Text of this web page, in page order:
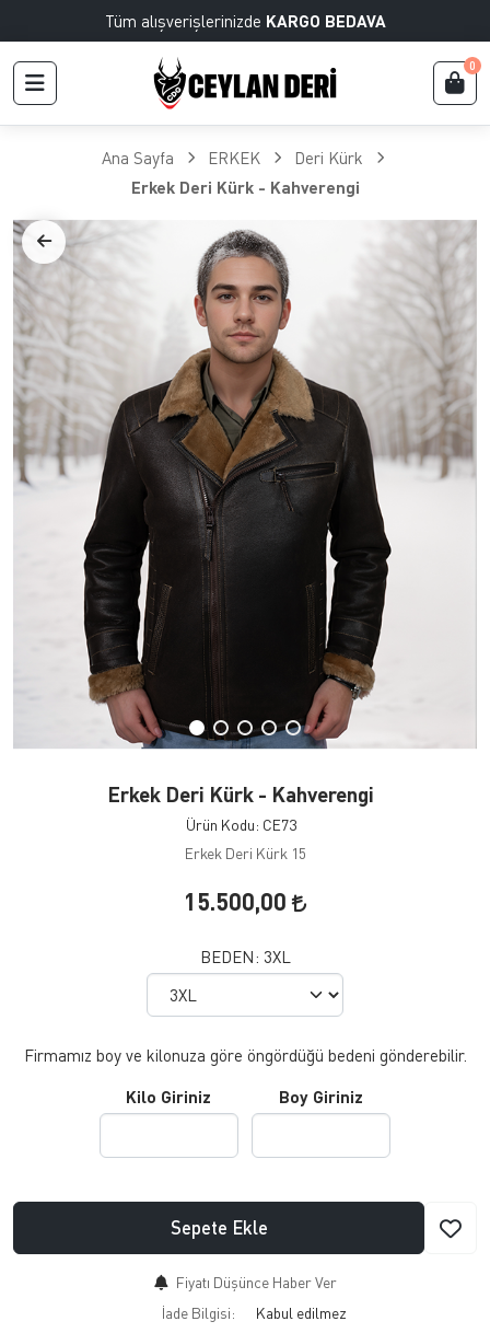
Tüm alışverişlerinizde KARGO BEDAVA
0
Ana Sayfa ERKEK
Deri Kürk
Erkek Deri Kürk - Kahverengi
Erkek Deri Kürk - Kahverengi
Ürün Kodu: CE73
Erkek Deri Kürk 15
15.500,00
BEDEN: 3XL
Firmamız boy ve kilonuza göre öngördüğü bedeni gönderebilir.
Kilo Giriniz Boy Giriniz
Sepete Ekle
Fiyatı Düşünce Haber Ver
İade Bilgisi: